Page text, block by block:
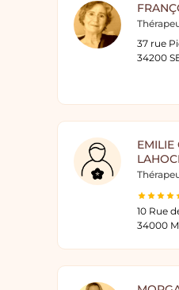
37 rue
34200
EMILIE
10 Rue
34000